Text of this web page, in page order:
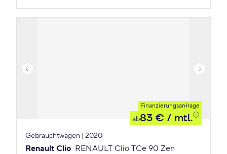
Finanzierungsanfrage
ab83 € / mtl.
Gebrauchtwagen | 2020
Renault Clio RENAULT Clio TCe 90 Zen